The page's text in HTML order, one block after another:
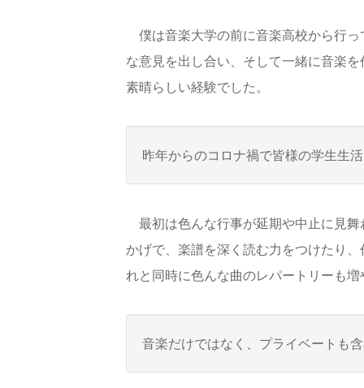
僕は音楽大学の前に音楽高校から行
な意見を出し合い、そして一緒に音楽
素晴らしい経験でした。
昨年からのコロナ禍で皆様の学生生
最初は色んな行事が延期や中止に見
かげで、楽譜を深く読む力をつけたり
れと同時に色んな曲のレパートリーも
音楽だけではなく、プライベートも